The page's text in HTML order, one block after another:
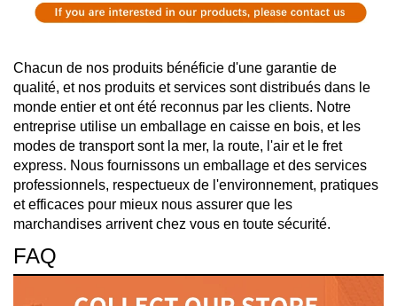
Chacun de nos produits bénéficie d'une garantie de
qualité, et nos produits et services sont distribués dans le
monde entier et ont été reconnus par les clients. Notre
entreprise utilise un emballage en caisse en bois, et les
modes de transport sont la mer, la route, l'air et le fret
express. Nous fournissons un emballage et des services
professionnels, respectueux de l'environnement, pratiques
et efficaces pour mieux nous assurer que les
marchandises arrivent chez vous en toute sécurité.
FAQ